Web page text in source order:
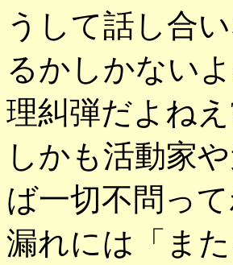
うして話し合
るかしかない
理糾弾だよねえ
しかも活動家
ば一切不問っ
漏れには「ま